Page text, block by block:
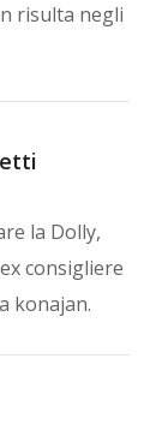
risulta negli
la Dolly,
consigliere
konajan.